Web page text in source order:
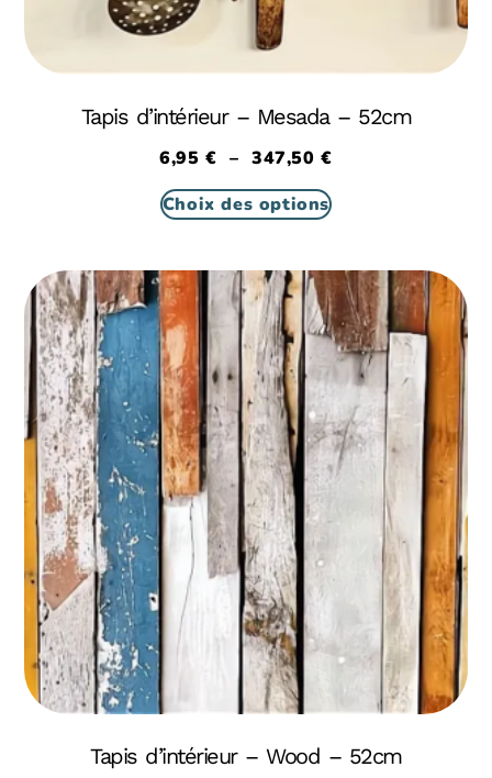
Tapis d’intérieur – Mesada – 52cm
6,95€ – 347,50€
Choix des options
Tapis d’intérieur – Wood – 52cm